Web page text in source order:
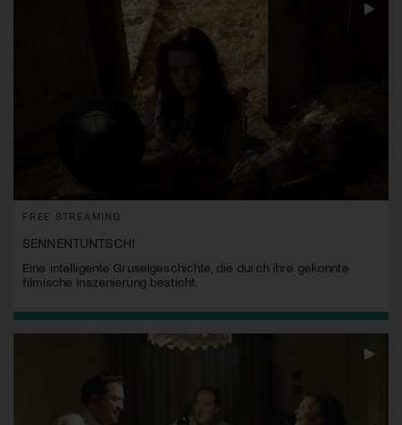
FREE STREAMING
SENNENTUNTSCHI
Eine intelligente Gruselgeschichte, die durch ihre gekonnte
filmische Inszenierung besticht.